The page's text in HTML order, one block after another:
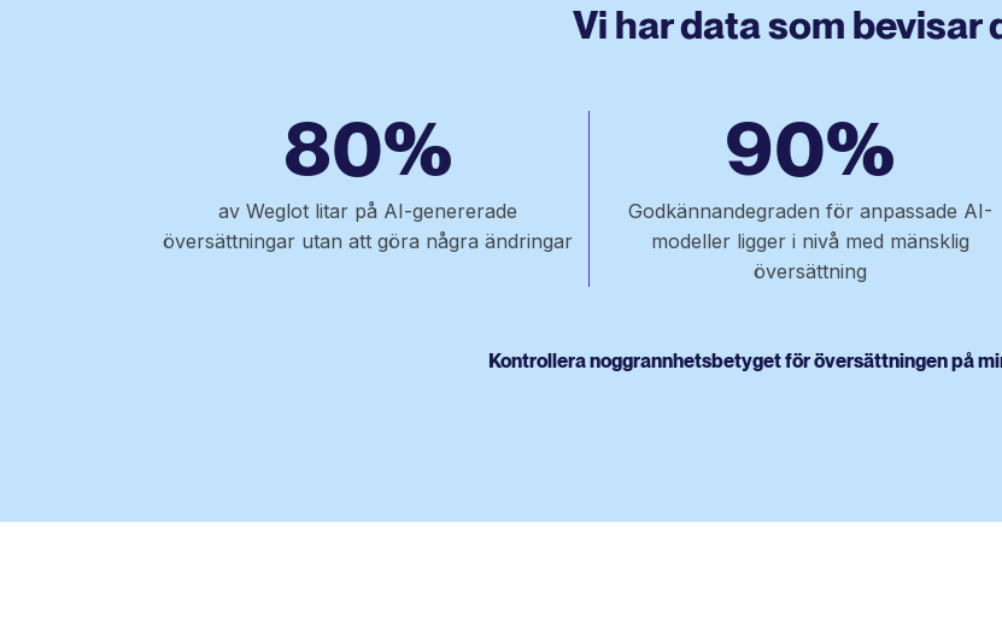
Vi har data som bevisar
80%
av Weglot litar på AI-genererade
översättningar utan att göra några ändringar
90%
Godkännandegraden för anpassade AI-
modeller ligger i nivå med mänsklig
översättning
Kontrollera noggrannhetsbetyget för översättningen på